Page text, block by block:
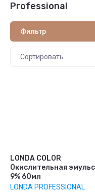
Professional
Фильтр
Сортировать
LONDA COLOR
Окислительная
9% 60мл
LONDA PROFESSIONAL